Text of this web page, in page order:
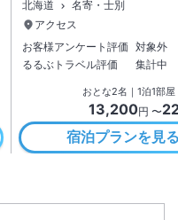
北海道
名寄・士別
アクセス
お客様アンケート評価 対象外
るるぶトラベル評価
集計中
おとな2名 ｜ 1泊1部屋
13,200円 〜
宿泊プランを見